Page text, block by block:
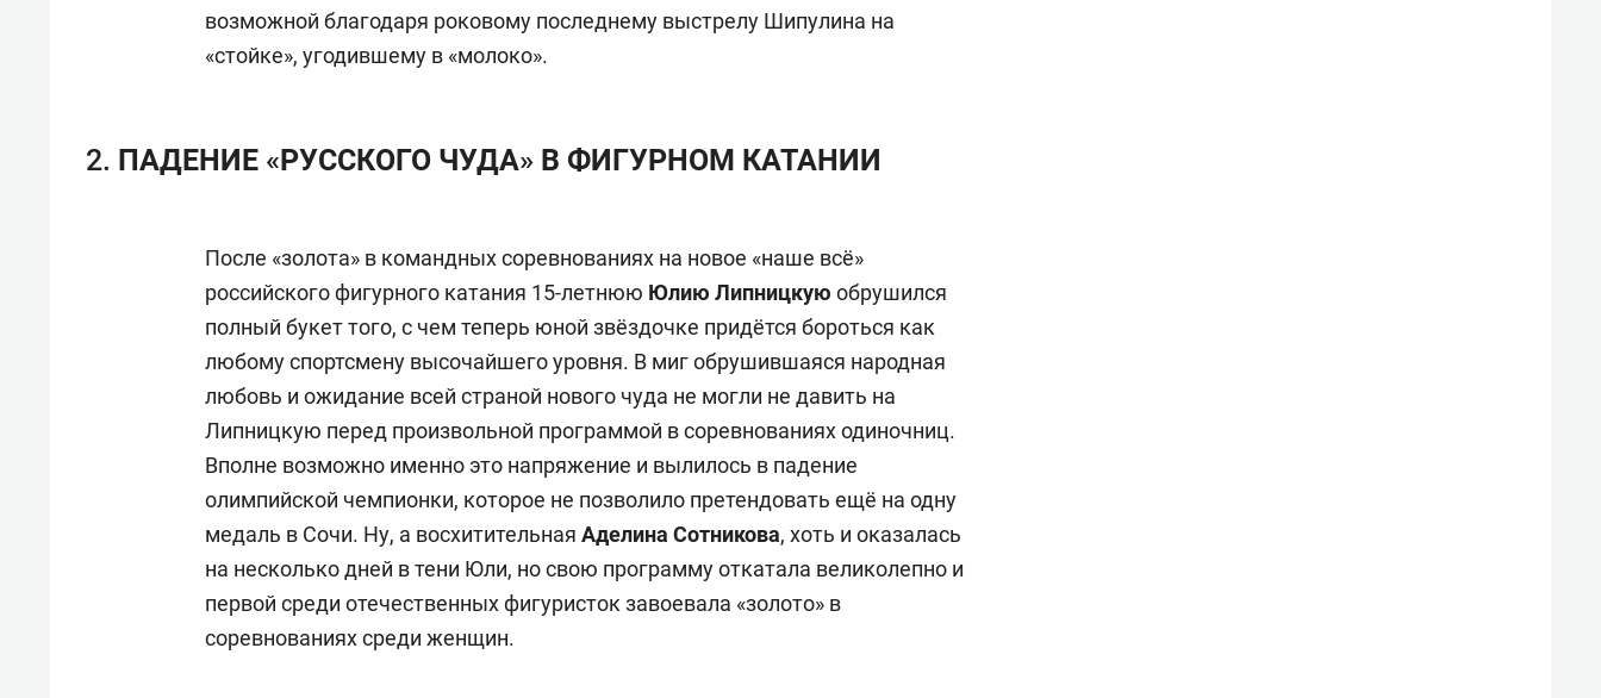
возможной благодаря роковому последнему выстрелу Шипулина на
«стойке», угодившему в «молоко».
2. ПАДЕНИЕ «РУССКОГО ЧУДА» В ФИГУРНОМ КАТАНИИ
После «золота» в командных соревнованиях на новое «наше всё»
российского фигурного катания 15-летнюю Юлию Липницкую обрушился
полный букет того, с чем теперь юной звёздочке придётся бороться как
любому спортсмену высочайшего уровня. В миг обрушившаяся народная
любовь и ожидание всей страной нового чуда не могли не давить на
Липницкую перед произвольной программой в соревнованиях одиночниц.
Вполне возможно именно это напряжение и вылилось в падение
олимпийской чемпионки, которое не позволило претендовать ещё на одну
медаль в Сочи. Ну, а восхитительная Аделина Сотникова, хоть и оказалась
на несколько дней в тени Юли, но свою программу откатала великолепно и
первой среди отечественных фигуристок завоевала «золото» в
соревнованиях среди женщин.